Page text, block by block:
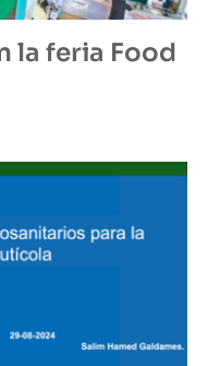
la feria Food